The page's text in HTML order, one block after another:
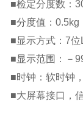
■检定分度数：
■分度值：0.5kg
■显示方式：7位
■显示范围：－
■时钟：软时钟
■大屏幕接口，信